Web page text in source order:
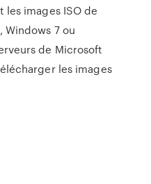
images ISO de
Windows 7 ou
de Microsoft
les images